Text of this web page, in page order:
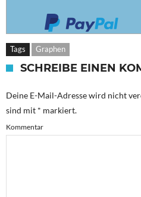
Tags Graphen
SCHREIBE EINEN
Deine E-Mail-Adresse wird nicht
sind mit * markiert.
Kommentar